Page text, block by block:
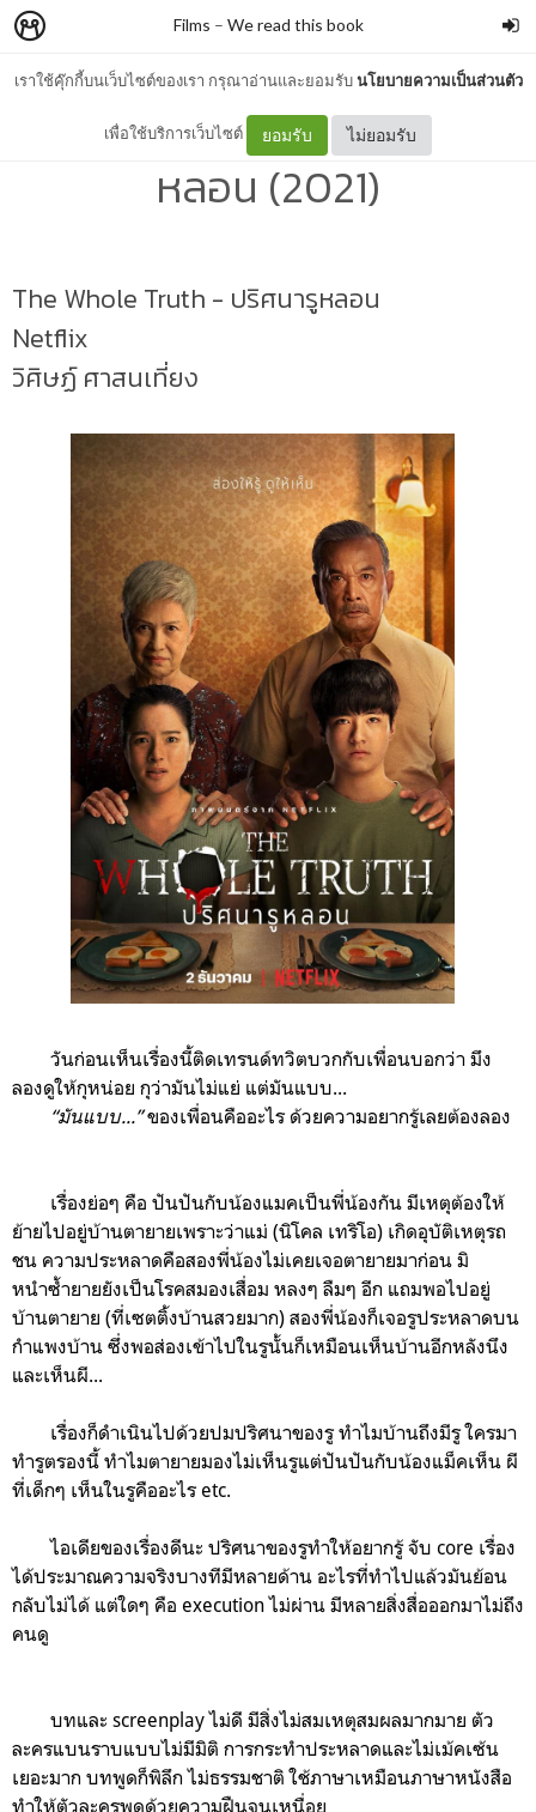
เราใช้คุ๊กกี้บนเว็บไซต์ของเรา กรุณาอ่านและยอมรับนโยบายความเป็นส่วนตัว
เพื่อใช้บริการเว็บไซต์ ยอมรับ ไม่ยอมรับ
Films – We read this book
The Whole Truth ปริศนารู
หลอน (2021)
The Whole Truth - ปริศนารูหลอน
Netflix
วิศิษฏ์ ศาสนเที่ยง
วันก่อนเห็นเรื่องนี้ติดเทรนด์ทวิตบวกกับเพื่อนบอกว่า มึง
ลองดูให้กุหน่อย กุว่ามันไม่แย่ แต่มันแบบ...
“มันแบบ...”ของเพื่อนคืออะไร ด้วยความอยากรู้เลยต้องลอง
เรื่องย่อๆ คือ ปันปันกับน้องแมคเป็นพี่น้องกัน มีเหตุต้องให้
ย้ายไปอยู่บ้านตายายเพราะว่าแม่ (นิโคล เทริโอ) เกิดอุบัติเหตุรถ
ชน ความประหลาดคือสองพี่น้องไม่เคยเจอตายายมาก่อน มิ
หนำซ้ำยายยังเป็นโรคสมองเสื่อม หลงๆ ลืมๆ อีก แถมพอไปอยู่
บ้านตายาย (ที่เซตติ้งบ้านสวยมาก) สองพี่น้องก็เจอรูประหลาดบน
กำแพงบ้าน ซึ่งพอส่องเข้าไปในรูนั้นก็เหมือนเห็นบ้านอีกหลังนึง
และเห็นผี...
เรื่องก็ดำเนินไปด้วยปมปริศนาของรู ทำไมบ้านถึงมีรู ใครมา
ทำรูตรองนี้ ทำไมตายายมองไม่เห็นรูแต่ปันปันกับน้องแม็คเห็น ผี
ที่เด็กๆ เห็นในรูคืออะไร etc.
ไอเดียของเรื่องดีนะ ปริศนาของรูทำให้อยากรู้ จับ core เรื่อง
ได้ประมาณความจริงบางทีมีหลายด้าน อะไรที่ทำไปแล้วมันย้อน
กลับไม่ได้ แต่ใดๆ คือ execution ไม่ผ่าน มีหลายสิ่งสื่อออกมาไม่ถึง
คนดู
บทและ screenplay ไม่ดี มีสิ่งไม่สมเหตุสมผลมากมาย ตัว
ละครแบนราบแบบไม่มีมิติ การกระทำประหลาดและไม่เม้คเซ้น
เยอะมาก บทพูดก็พิลึก ไม่ธรรมชาติ ใช้ภาษาเหมือนภาษาหนังสือ
ทำให้ตัวละครพูดด้วยความฝืนจนเหนื่อย